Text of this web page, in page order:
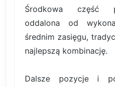
Środkowa część
oddalona od
średnim zasięgu,
najlepszą kombinację.
Dalsze pozycje i